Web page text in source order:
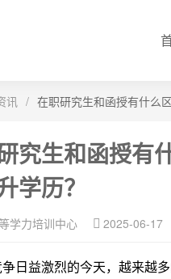
讯 / 在职研究生和函授有什么
究生和函授有
学历？
学力培训中心 2025-06-17
日益激烈的今天，越来越